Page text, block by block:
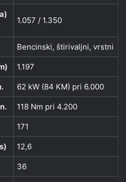
1.057 / 1.350
Bencinski, štirivaljni, vrstni
1.197
62 kW (84 KM) pri 6.000
118 Nm pri 4.200
171
12,6
36